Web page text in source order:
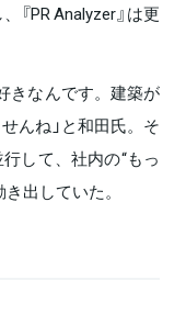
『PR Analyzer』は更
きなんです。建築が
んね」と和田氏。そ
して、社内の“もっ
出していた。